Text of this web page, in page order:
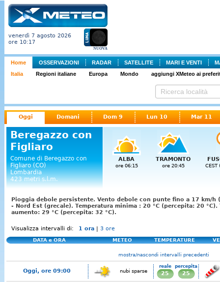
venerdì 7 agosto 2026
ore 10:17
NUOVA
Home OSSERVAZIONI RADAR SATELLITE MARI E VENTI
Italia
Regioni italiane Europa Mondo aggiungi XMeteo ai
Oggi Domani Dom 9 Lun 10 Mar 11
Beregazzo con
Figliaro
Comune di Beregazzo con
Figliaro (CO)
Lombardia
423 metri s.l.m.
ALBA
ore 06:15
TRAMONTO
ore 20:45 CEST
Pioggia debole persistente. Vento debole con punte fino a 17 km/h
- Nord Est (grecale). Temperatura minima : 20 °C (percepita: 20 °C).
aumento: 29 °C (percepita: 32 °C).
Visualizza intervalli di: 1 ora | 3 ore
DATA e ORA METEO TEMPERATURE
mostra/nascondi intervalli precedenti
Oggi, ore 09:00 nubi sparse
reale
25
percepita
25